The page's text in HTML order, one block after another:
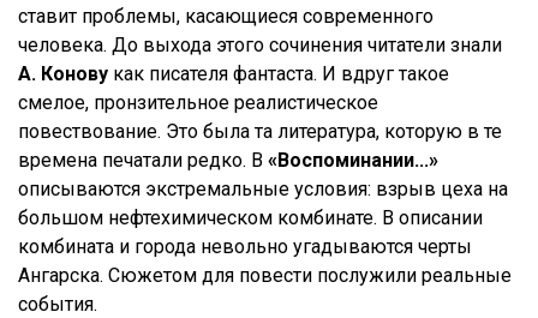
ставит проблемы, касающиеся современного
человека. До выхода этого сочинения читатели знали
А. Конову как писателя фантаста. И вдруг такое
смелое, пронзительное реалистическое
повествование. Это была та литература, которую в те
времена печатали редко. В «Воспоминании...»
описываются экстремальные условия: взрыв цеха на
большом нефтехимическом комбинате. В описании
комбината и города невольно угадываются черты
Ангарска. Сюжетом для повести послужили реальные
события.